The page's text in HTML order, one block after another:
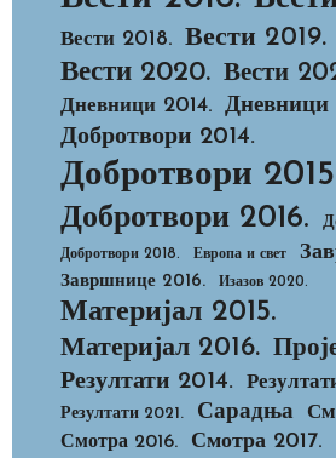
Вести 2018. Вести 2019.
Вести 2020. Вести
Дневници 2014. Дневници
Добротвори 2014.
Добротвори
Добротвори 2016.
Добротвори 2018. Европа и свет
Завршнице 2016. Изазов 2020.
Материјал 2015.
Материјал 2016.
Резултати 2014.
Резултати 2021. Сарадња
Смотра 2016.
Смотра 2017.